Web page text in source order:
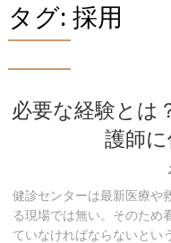
タグ: 採用
必要な経験とは
護師
健診センターは最新医療や
る現場では無い。そのため
ていなければならないとい